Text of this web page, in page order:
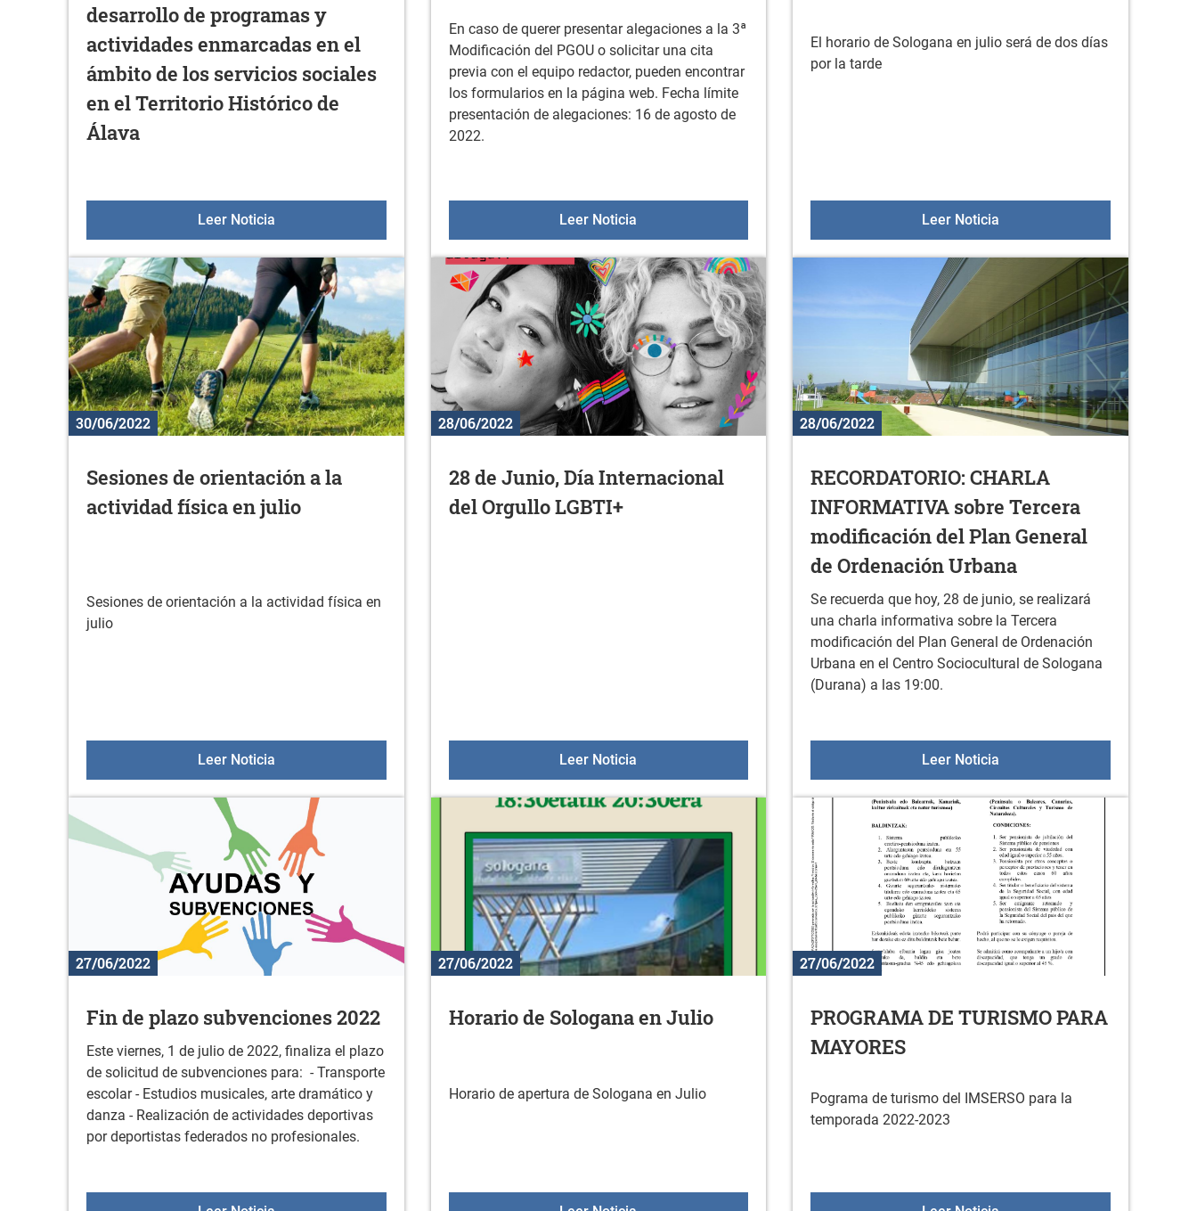
desarrollo de programas y
actividades enmarcadas en el
ámbito de los servicios sociales
en el Territorio Histórico de
Álava
Leer NoticiaConvocatoria de ayudas dirigidas a asociaciones o fundaciones para contribuir al desarrollo de programas y actividades enmarcadas en el
En caso de querer presentar alegaciones a la 3ª
Modificación del PGOU o solicitar una cita
previa con el equipo redactor, pueden encontrar
los formularios en la página web. Fecha límite
presentación de alegaciones: 16 de agosto de
2022.
Leer Noticia Alegaciones a la 3ª Modificación del PGOU de Arratzua-Ubarrundia
El horario de Sologana en julio será de dos días
por la tarde
Leer Noticia
30/06/2022
Sesiones de orientación a la
actividad física en julio
Sesiones de orientación a la actividad física en
julio
Leer NoticiaSesiones de orientación a la actividad física en julio
28/06/2022
28 de Junio, Día Internacional
del Orgullo LGBTI+
Leer Noticia 28 de Junio, Día Internacional del Orgullo LGBTI+
28/06/2022
RECORDATORIO: CHARLA
INFORMATIVA sobre Tercera
modificación del Plan General
de Ordenación Urbana
Se recuerda que hoy, 28 de junio, se realizará
una charla informativa sobre la Tercera
modificación del Plan General de Ordenación
Urbana en el Centro Sociocultural de Sologana
(Durana) a las 19:00.
Leer Noticia
27/06/2022
Fin de plazo subvenciones 2022
Este viernes, 1 de julio de 2022, finaliza el plazo
de solicitud de subvenciones para: - Transporte
escolar - Estudios musicales, arte dramático y
danza - Realización de actividades deportivas
por deportistas federados no profesionales.
27/06/2022
Horario de Sologana en Julio
Horario de apertura de Sologana en Julio
27/06/2022
PROGRAMA DE TURISMO PARA
MAYORES
Pograma de turismo del IMSERSO para la
temporada 2022-2023